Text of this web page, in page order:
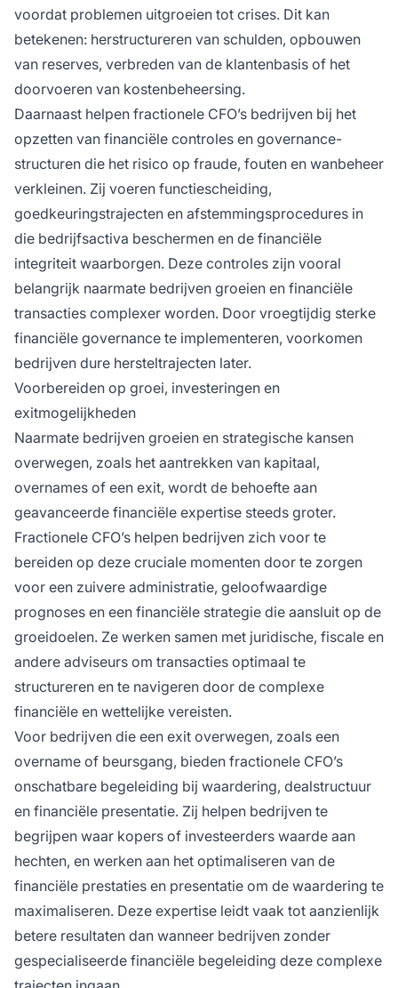
voordat problemen uitgroeien tot crises. Dit kan
betekenen: herstructureren van schulden, opbouwen
van reserves, verbreden van de klantenbasis of het
doorvoeren van kostenbeheersing.
Daarnaast helpen fractionele CFO’s bedrijven bij het
opzetten van financiële controles en governance-
structuren die het risico op fraude, fouten en wanbeheer
verkleinen. Zij voeren functiescheiding,
goedkeuringstrajecten en afstemmingsprocedures in
die bedrijfsactiva beschermen en de financiële
integriteit waarborgen. Deze controles zijn vooral
belangrijk naarmate bedrijven groeien en financiële
transacties complexer worden. Door vroegtijdig sterke
financiële governance te implementeren, voorkomen
bedrijven dure hersteltrajecten later.
Voorbereiden op groei, investeringen en
exitmogelijkheden
Naarmate bedrijven groeien en strategische kansen
overwegen, zoals het aantrekken van kapitaal,
overnames of een exit, wordt de behoefte aan
geavanceerde financiële expertise steeds groter.
Fractionele CFO’s helpen bedrijven zich voor te
bereiden op deze cruciale momenten door te zorgen
voor een zuivere administratie, geloofwaardige
prognoses en een financiële strategie die aansluit op de
groeidoelen. Ze werken samen met juridische, fiscale en
andere adviseurs om transacties optimaal te
structureren en te navigeren door de complexe
financiële en wettelijke vereisten.
Voor bedrijven die een exit overwegen, zoals een
overname of beursgang, bieden fractionele CFO’s
onschatbare begeleiding bij waardering, dealstructuur
en financiële presentatie. Zij helpen bedrijven te
begrijpen waar kopers of investeerders waarde aan
hechten, en werken aan het optimaliseren van de
financiële prestaties en presentatie om de waardering te
maximaliseren. Deze expertise leidt vaak tot aanzienlijk
betere resultaten dan wanneer bedrijven zonder
gespecialiseerde financiële begeleiding deze complexe